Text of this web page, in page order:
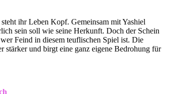
ihr Leben Kopf. Gemeinsam mit Yashiel
sein soll wie seine Herkunft. Doch der Schein
Feind in diesem teuflischen Spiel ist. Die
und birgt eine ganz eigene Bedrohung für